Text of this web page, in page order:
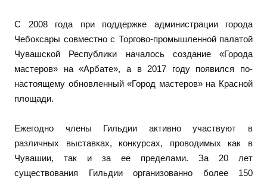
С 2008 года при поддержке администрации города
Чебоксары совместно с Торгово-промышленной палатой
Чувашской Республики началось создание «Города
мастеров» на «Арбате», а в 2017 году появился по-
настоящему обновленный «Город мастеров» на Красной
площади.
Ежегодно члены Гильдии активно участвуют в
различных выставках, конкурсах, проводимых как в
Чувашии, так и за ее пределами. За 20 лет
существования Гильдии организованно более 150